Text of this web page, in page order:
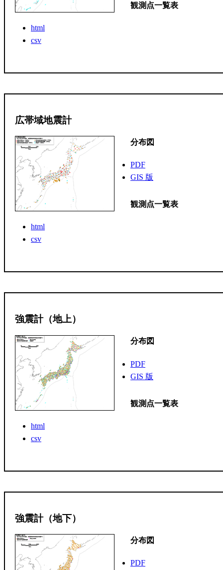
観測点一覧表
html
csv
広帯域地震計
分布図
PDF
GIS 版
観測点一覧表
html
csv
強震計（地上）
分布図
PDF
GIS 版
観測点一覧表
html
csv
強震計（地下）
分布図
PDF